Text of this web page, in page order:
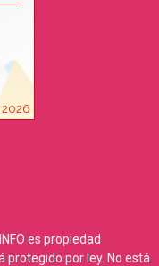
es propiedad
protegido por ley. No está